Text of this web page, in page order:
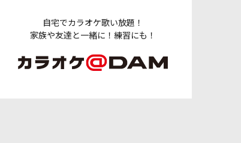
自宅でカラオケ歌い放題！
家族や友達と一緒に！練習にも！